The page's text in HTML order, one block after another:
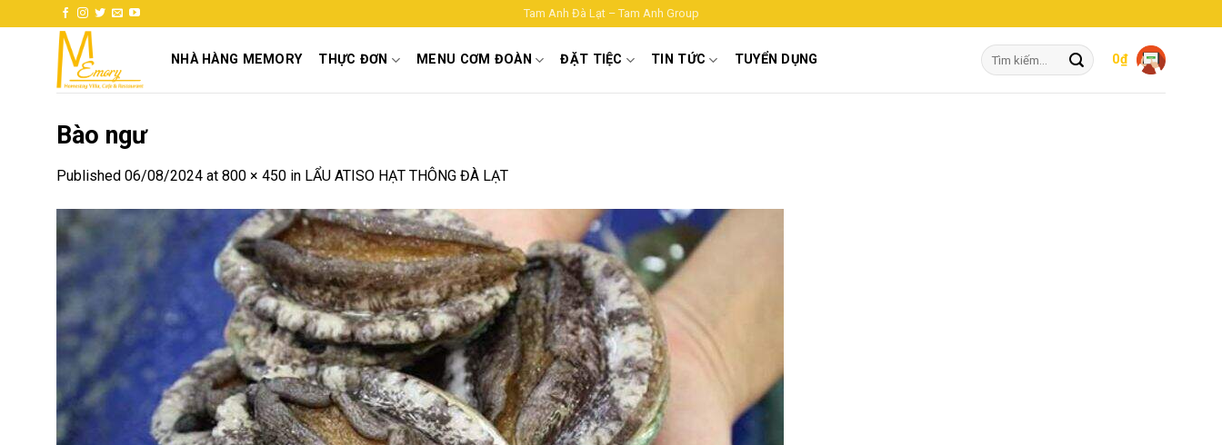
to
Tam Anh Đà Lạt – Tam Anh Group
NHÀ HÀNG MEMORY THỰC ĐƠN MENU CƠM ĐOÀN ĐẶT TIỆC TIN TỨC TUYỂN DỤNG
Tìm
kiếm:
0₫
Bào ngư
Published 06/08/2024 at 800 × 450 in LẨU ATISO HẠT THÔNG ĐÀ LẠT